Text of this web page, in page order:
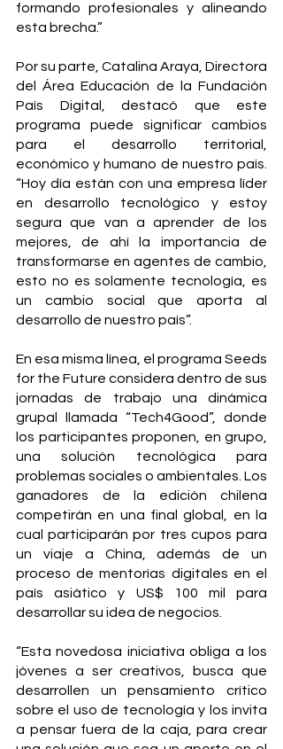
formando profesionales y alineando
esta brecha.”
Por su parte, Catalina Araya, Directora
del Área Educación de la Fundación
País Digital, destacó que este
programa puede significar cambios
para el desarrollo territorial,
económico y humano de nuestro país.
“Hoy día están con una empresa líder
en desarrollo tecnológico y estoy
segura que van a aprender de los
mejores, de ahí la importancia de
transformarse en agentes de cambio,
esto no es solamente tecnología, es
un cambio social que aporta al
desarrollo de nuestro país”.
En esa misma línea, el programa Seeds
for the Future considera dentro de sus
jornadas de trabajo una dinámica
grupal llamada “Tech4Good”, donde
los participantes proponen, en grupo,
una solución tecnológica para
problemas sociales o ambientales. Los
ganadores de la edición chilena
competirán en una final global, en la
cual participarán por tres cupos para
un viaje a China, además de un
proceso de mentorías digitales en el
país asiático y US$ 100 mil para
desarrollar su idea de negocios.
“Esta novedosa iniciativa obliga a los
jóvenes a ser creativos, busca que
desarrollen un pensamiento crítico
sobre el uso de tecnología y los invita
a pensar fuera de la caja, para crear